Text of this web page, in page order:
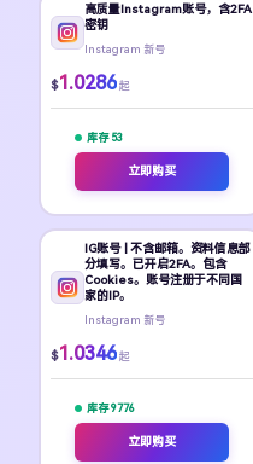
高质量Instagram账号，含2FA
密钥
Instagram 新号
$1.0286 起
库存 53
立即购买
IG账号 | 不含邮箱。资料信息部
分填写。已开启2FA。包含
Cookies。账号注册于不同国
家的IP。
Instagram 新号
$1.0346 起
库存 9776
立即购买